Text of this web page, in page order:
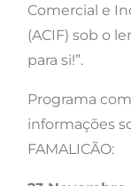
Comercial e
(ACIF) sob o
para si!”.
Programa
informações
FAMALICÃO: